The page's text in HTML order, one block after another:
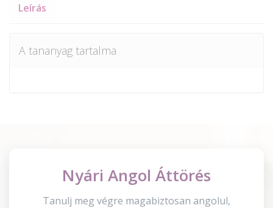
Leírás
A tananyag tartalma
Nyári Angol Áttörés
Tanulj meg végre magabiztosan angolul,